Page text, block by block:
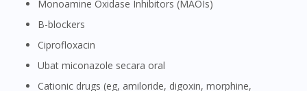
Monoamine Oxidase Inhibitors (MAOIs)
Β-blockers
Ciprofloxacin
Ubat miconazole secara oral
Cationic drugs (eg, amiloride, digoxin, morphine,